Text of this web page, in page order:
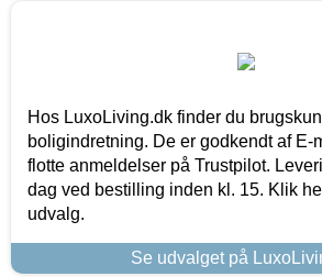
Hos LuxoLiving.dk finder du
boligindretning. De er godkendt af E-
flotte anmeldelser på Trustpilot.
dag ved bestilling inden kl. 15. Klik
udvalg.
Se udvalget på